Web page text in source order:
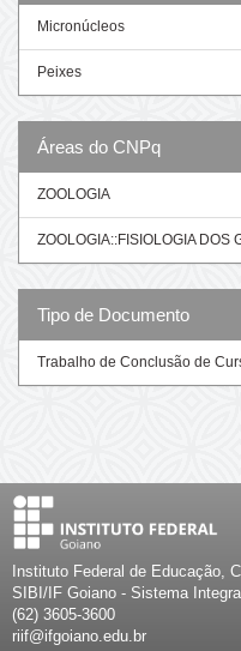
Micronúcleos
Peixes
Áreas do CNPq
ZOOLOGIA
ZOOLOGIA::FISIOLOGIA DOS
Tipo de Documento
Trabalho de Conclusão de
Instituto Federal de Educação,
SIBI/IF Goiano - Sistema
(62) 3605-3600
riif@ifgoiano.edu.br